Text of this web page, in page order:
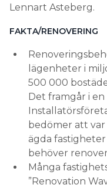
Lennart Asteberg.
FAKTA/RENOVERING
lägenheter i
500 000
Det framgår i
bedömer att
ägda
behöver
Många
”Renovation